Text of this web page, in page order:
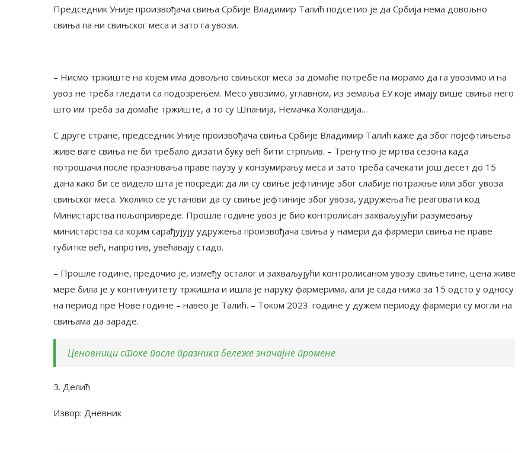
Председник Уније произвођача свиња Србије Владимир Талић подсетио је да Србија нема довољно
свиња па ни свињског меса и зато га увози.
– Нисмо тржиште на којем има довољно свињског меса за домаће потребе па морамо да га увозимо и на
увоз не треба гледати са подозрењем. Месо увозимо, углавном, из земаља ЕУ које имају више свиња него
што им треба за домаће тржиште, а то су Шпанија, Немачка Холандија…
С друге стране, председник Уније произвођача свиња Србије Владимир Талић каже да због појефтињења
живе ваге свиња не би требало дизати буку већ бити стрпљив. – Тренутно је мртва сезона када
потрошачи после празновања праве паузу у конзумирању меса и зато треба сачекати још десет до 15
дана како би се видело шта је посреди: да ли су свиње јефтиније због слабије потражње или због увоза
свињског меса. Уколико се установи да су свиње јефтиније због увоза, удружења ће реаговати код
Министарства пољопривреде. Прошле године увоз је био контролисан захваљујући разумевању
министарства са којим сарађујују удружења произвођача свиња у намери да фармери свиња не праве
губитке већ, напротив, увећавају стадо.
– Прошле године, предочио је, између осталог и захваљујући контролисаном увозу свињетине, цена живе
мере била је у континуитету тржишна и ишла је наруку фармерима, али је сада нижа за 15 одсто у односу
на период пре Нове године – навео је Талић. – Током 2023. године у дужем периоду фармери су могли на
свињама да зараде.
Ценовници стоке после празника бележе значајне промене
З. Делић
Извор: Дневник